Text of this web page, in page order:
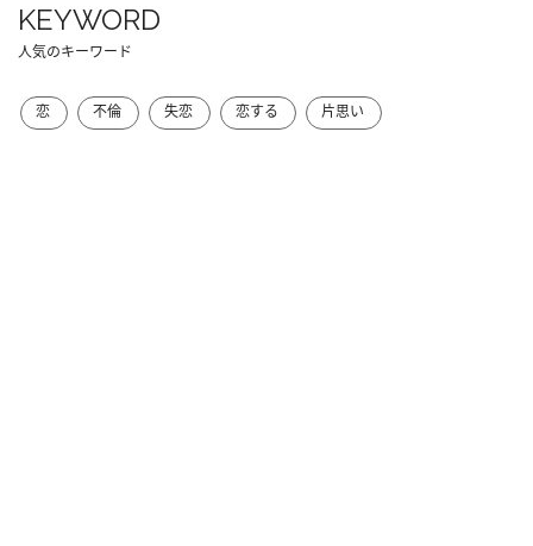
KEYWORD
人気のキーワード
恋 不倫 失恋 恋する 片思い